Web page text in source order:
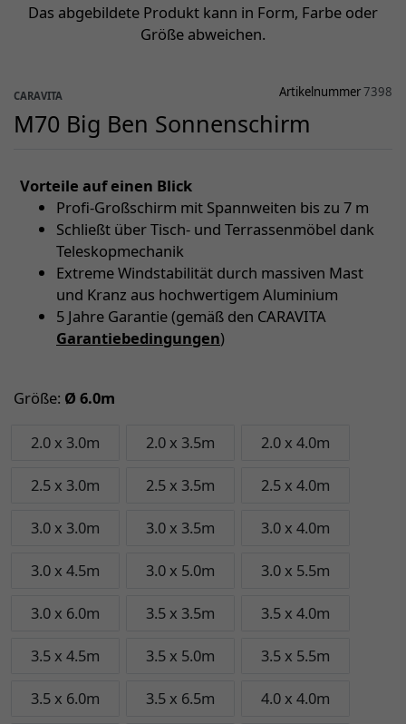
Das abgebildete Produkt kann in Form, Farbe oder
Größe abweichen.
CARAVITA Artikelnummer7398
M70 Big Ben Sonnenschirm
Vorteile auf einen Blick
Profi-Großschirm mit Spannweiten bis zu 7 m
Schließt über Tisch- und Terrassenmöbel dank
Teleskopmechanik
Extreme Windstabilität durch massiven Mast
und Kranz aus hochwertigem Aluminium
5 Jahre Garantie (gemäß den CARAVITA
Garantiebedingungen)
Größe: Ø 6.0m
2.0 x 3.0m 2.0 x 3.5m 2.0 x 4.0m
2.5 x 3.0m 2.5 x 3.5m 2.5 x 4.0m
3.0 x 3.0m 3.0 x 3.5m 3.0 x 4.0m
3.0 x 4.5m 3.0 x 5.0m 3.0 x 5.5m
3.0 x 6.0m 3.5 x 3.5m 3.5 x 4.0m
3.5 x 4.5m 3.5 x 5.0m 3.5 x 5.5m
3.5 x 6.0m 3.5 x 6.5m 4.0 x 4.0m